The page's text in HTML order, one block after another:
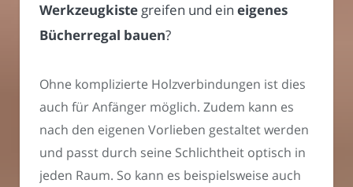
Werkzeugkiste greifen und ein eigenes
Bücherregal bauen?
Ohne komplizierte Holzverbindungen ist dies
auch für Anfänger möglich. Zudem kann es
nach den eigenen Vorlieben gestaltet werden
und passt durch seine Schlichtheit optisch in
jeden Raum. So kann es beispielsweise auch